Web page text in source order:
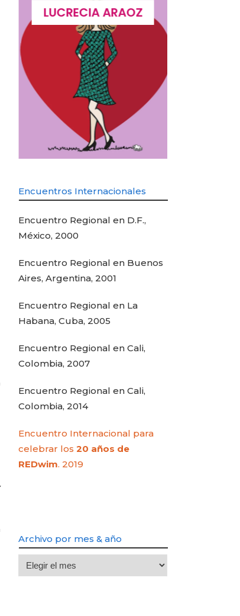
LUCRECIA ARAOZ
Encuentros Internacionales
Encuentro Regional en D.F.,
México, 2000
Encuentro Regional en Buenos
Aires, Argentina, 2001
Encuentro Regional en La
Habana, Cuba, 2005
Encuentro Regional en Cali,
Colombia, 2007
Encuentro Regional en Cali,
Colombia, 2014
Encuentro Internacional para
celebrar los20 años de
REDwim. 2019
Archivo por mes & año
Archivo
por